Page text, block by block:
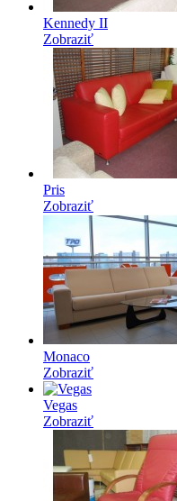
Kennedy II
Zobraziť
Pris
Zobraziť
Monaco
Zobraziť
Vegas
Zobraziť